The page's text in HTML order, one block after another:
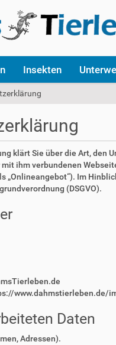
Insekten
klärt Sie über die Art, den
ihm verbundenen
„Onlineangebot“). Im
(DSGVO).
www.dahmstierleben.de/
Daten
Adressen).